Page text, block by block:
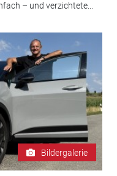
– und verzichtete...
Bildergalerie